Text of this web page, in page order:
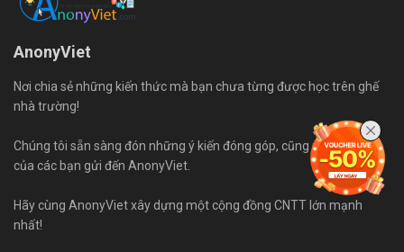
AnonyViet
Nơi chia sẻ những kiến thức mà bạn chưa từng được học trên ghế
nhà trường!
Chúng tôi sẵn sàng đón những ý kiến đóng góp, cũng như bài viết
của các bạn gửi đến AnonyViet.
Hãy cùng AnonyViet xây dựng một cộng đồng CNTT lớn mạnh
nhất!